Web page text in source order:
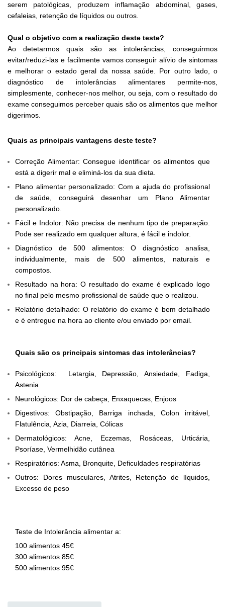
serem patológicas, produzem inflamação abdominal, gases,
cefaleias, retenção de líquidos ou outros.
Qual o objetivo com a realização deste teste?
Ao detetarmos quais são as intolerâncias, conseguirmos
evitar/reduzi-las e facilmente vamos conseguir alívio de sintomas
e melhorar o estado geral da nossa saúde. Por outro lado, o
diagnóstico de intolerâncias alimentares permite-nos,
simplesmente, conhecer-nos melhor, ou seja, com o resultado do
exame conseguimos perceber quais são os alimentos que melhor
digerimos.
Quais as principais vantagens deste teste?
Correção Alimentar: Consegue identificar os alimentos que
está a digerir mal e eliminá-los da sua dieta.
Plano alimentar personalizado: Com a ajuda do profissional
de saúde, conseguirá desenhar um Plano Alimentar
personalizado.
Fácil e Indolor: Não precisa de nenhum tipo de preparação.
Pode ser realizado em qualquer altura, é fácil e indolor.
Diagnóstico de 500 alimentos: O diagnóstico analisa,
individualmente, mais de 500 alimentos, naturais e
compostos.
Resultado na hora: O resultado do exame é explicado logo
no final pelo mesmo profissional de saúde que o realizou.
Relatório detalhado: O relatório do exame é bem detalhado
e é entregue na hora ao cliente e/ou enviado por email.
Quais são os principais sintomas das intolerâncias?
Psicológicos: Letargia, Depressão, Ansiedade, Fadiga,
Astenia
Neurológicos: Dor de cabeça, Enxaquecas, Enjoos
Digestivos: Obstipação, Barriga inchada, Colon irritável,
Flatulência, Azia, Diarreia, Cólicas
Dermatológicos: Acne, Eczemas, Rosáceas, Urticária,
Psoríase, Vermelhidão cutânea
Respiratórios: Asma, Bronquite, Deficuldades respiratórias
Outros: Dores musculares, Atrites, Retenção de líquidos,
Excesso de peso
Teste de Intolerância alimentar a:
100 alimentos 45€
300 alimentos 85€
500 alimentos 95€